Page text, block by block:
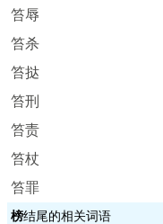
笞辱
笞杀
笞挞
笞刑
笞责
笞杖
笞罪
榜结尾的相关词语